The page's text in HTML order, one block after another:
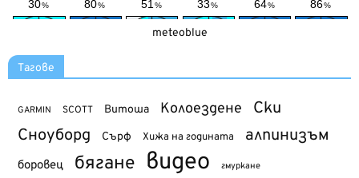
meteoblue
Тагове
GARMIN SCOTT Витоша Колоездене Ски
Сноуборд Сърф Хижа на годината алпинизъм
боровец бягане видео гмуркане